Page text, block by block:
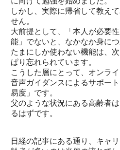
しかし、実際に帰省して教え
せん。
大前提として、「本人が必要
能」でないと、なかなか身につ
たまにしか使わない機能は、
ぱり忘れられています。
こうした層にとって、オンラ
音声ガイダンスによるサポー
易度」です。
父のような状況にある高齢者
るはずです。
日経の記事にある通り、キャ